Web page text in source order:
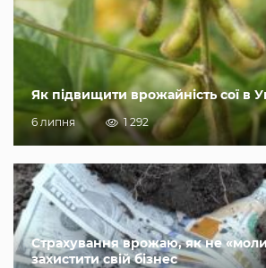
Як підвищити врожайність сої в
6 липня 1 292
Страхування врожаю, як не
захистити свій бізнес